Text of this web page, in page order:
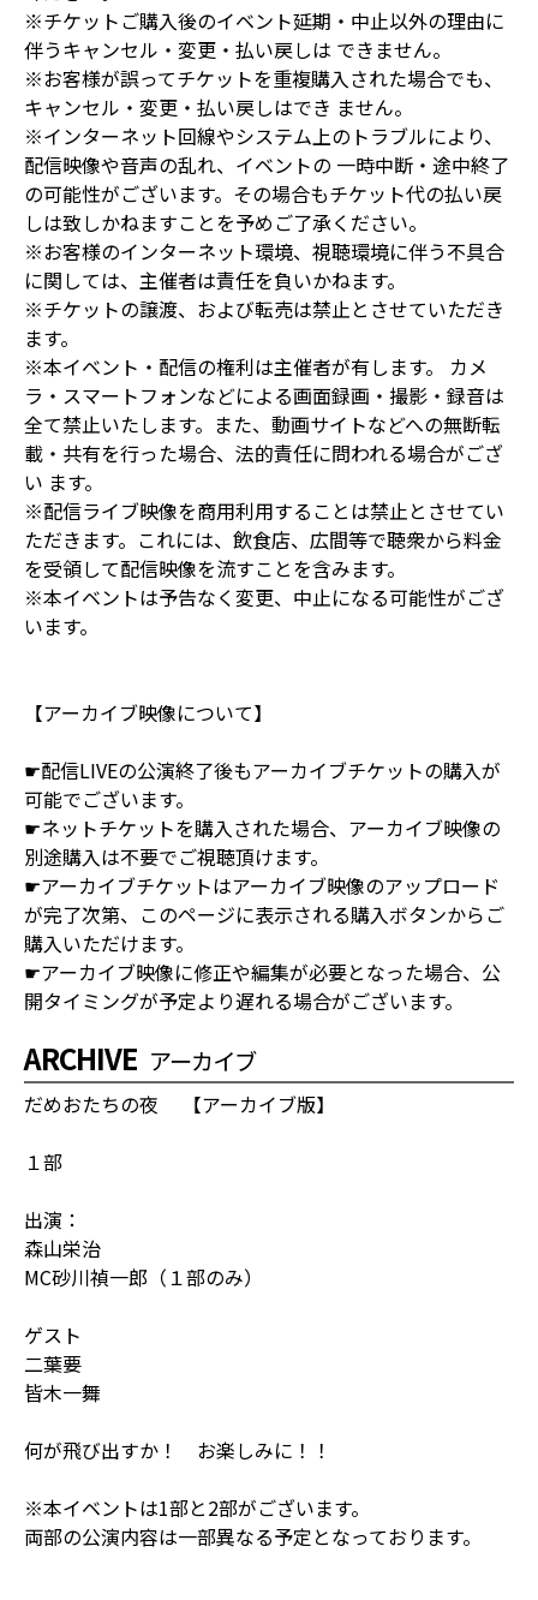
※チケットご購入後のイベント延期・中止以外の理由に
伴うキャンセル・変更・払い戻しは できません。
※お客様が誤ってチケットを重複購入された場合でも、
キャンセル・変更・払い戻しはでき ません。
※インターネット回線やシステム上のトラブルにより、
配信映像や音声の乱れ、イベントの 一時中断・途中終了
の可能性がございます。その場合もチケット代の払い戻
しは致しかねますことを予めご了承ください。
※お客様のインターネット環境、視聴環境に伴う不具合
に関しては、主催者は責任を負いかねます。
※チケットの譲渡、および転売は禁止とさせていただき
ます。
※本イベント・配信の権利は主催者が有します。 カメ
ラ・スマートフォンなどによる画面録画・撮影・録音は
全て禁止いたします。また、動画サイトなどへの無断転
載・共有を行った場合、法的責任に問われる場合がござ
い ます。
※配信ライブ映像を商用利用することは禁止とさせてい
ただきます。これには、飲食店、広間等で聴衆から料金
を受領して配信映像を流すことを含みます。
※本イベントは予告なく変更、中止になる可能性がござ
います。
【アーカイブ映像について】
☛配信LIVEの公演終了後もアーカイブチケットの購入が
可能でございます。
☛ネットチケットを購入された場合、アーカイブ映像の
別途購入は不要でご視聴頂けます。
☛アーカイブチケットはアーカイブ映像のアップロード
が完了次第、このページに表示される購入ボタンからご
購入いただけます。
☛アーカイブ映像に修正や編集が必要となった場合、公
開タイミングが予定より遅れる場合がございます。
ARCHIVE アーカイブ
だめおたちの夜 【アーカイブ版】
１部
出演：
森山栄治
MC砂川禎一郎（１部のみ）
ゲスト
二葉要
皆木一舞
何が飛び出すか！ お楽しみに！！
※本イベントは1部と2部がございます。
両部の公演内容は一部異なる予定となっております。